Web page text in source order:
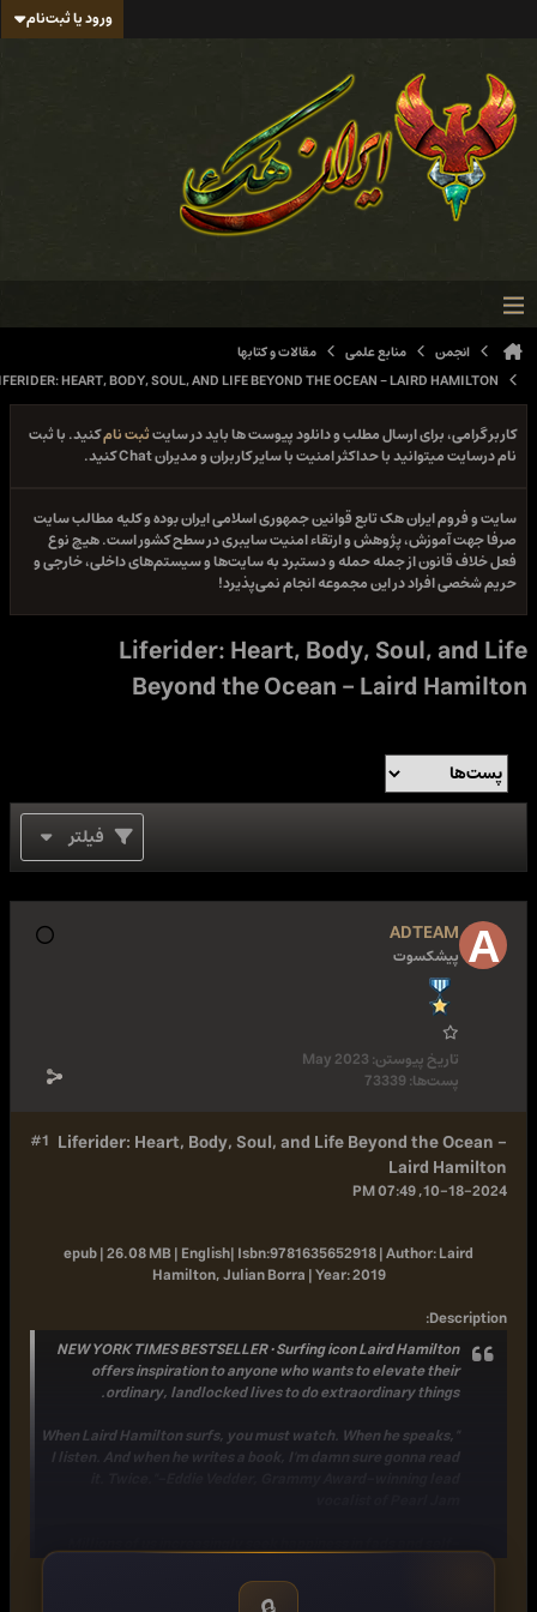
ورود یا ثبت‌نام
انجمن منابع علمی
مقالات و کتابها
LIFERIDER: HEART, BODY, SOUL, AND LIFE BEYOND THE OCEAN - LAIRD HAMILTON
کاربر گرامی، برای ارسال مطلب و دانلود پیوست ها باید در سایتثبت نامکنید. با ثبت
نام درسایت میتوانید با حداکثر امنیت با سایر کاربران و مدیران Chat کنید.
سایت و فروم ایران هک تابع قوانین جمهوری اسلامی ایران بوده و کلیه مطالب سایت
صرفا جهت آموزش، پژوهش و ارتقاء امنیت سایبری در سطح کشور است. هیچ نوع
فعل خلاف قانون از جمله حمله و دستبرد به سایت‌ها و سیستم‌های داخلی، خارجی و
حریم شخصی افراد در این مجموعه انجام نمی‌پذیرد!
Liferider: Heart, Body, Soul, and Life
Beyond the Ocean - Laird Hamilton
فیلتر
ADTEAM
پیشکسوت
تاریخ پیوستن:May 2023
پست‌ها:73339
#1
Liferider: Heart, Body, Soul, and Life Beyond the Ocean -
Laird Hamilton
10-18-2024, 07:49 PM
epub | 26.08 MB | English|Isbn:9781635652918 |Author:Laird
Hamilton, Julian Borra |Year:2019
Description
:
NEW YORK TIMES BESTSELLER • Surfing icon Laird Hamilton
offers inspiration to anyone who wants to elevate their
ordinary, landlocked lives to do extraordinary things.
"When Laird Hamilton surfs, you must watch. When he speaks,
I listen. And when he writes a book, I'm damn sure gonna read
enlightened state that we wish to attain. Laird Hamilton is